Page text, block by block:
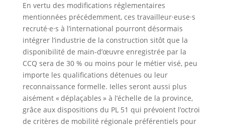
En vertu des modifications réglementaires
mentionnées précédemment, ces travailleur·euse·s
recruté·e·s à l’international pourront désormais
intégrer l’industrie de la construction sitôt que la
disponibilité de main-d’œuvre enregistrée par la
CCQ sera de 30 % ou moins pour le métier visé, peu
importe les qualifications détenues ou leur
reconnaissance formelle. Ielles seront aussi plus
aisément « déplaçables » à l’échelle de la province,
grâce aux dispositions du PL 51 qui prévoient l’octroi
de critères de mobilité régionale préférentiels pour